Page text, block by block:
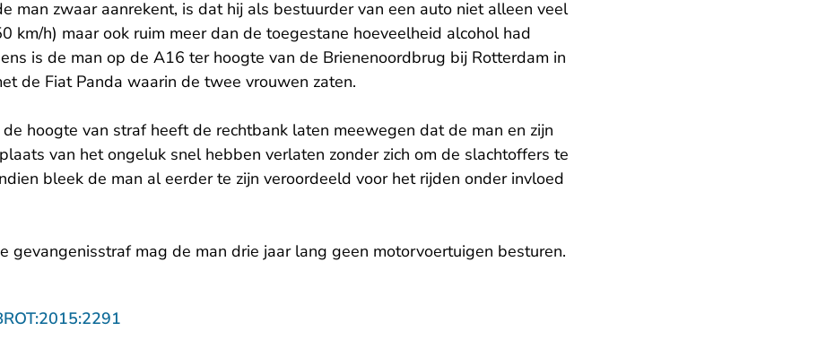
man zwaar aanrekent, is dat hij als bestuurder van een auto niet alleen veel
km/h) maar ook ruim meer dan de toegestane hoeveelheid alcohol had
is de man op de A16 ter hoogte van de Brienenoordbrug bij Rotterdam in
de Fiat Panda waarin de twee vrouwen zaten.
hoogte van straf heeft de rechtbank laten meewegen dat de man en zijn
van het ongeluk snel hebben verlaten zonder zich om de slachtoffers te
bleek de man al eerder te zijn veroordeeld voor het rijden onder invloed
gevangenisstraf mag de man drie jaar lang geen motorvoertuigen besturen.